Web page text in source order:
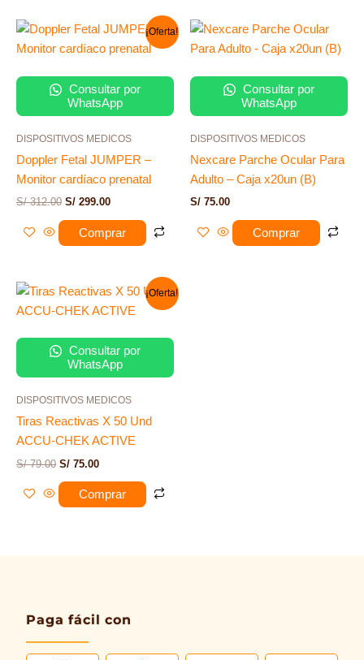
¡Oferta!
Consultar por
WhatsApp
DISPOSITIVOS MEDICOS
Doppler Fetal JUMPER –
Monitor cardíaco prenatal
S/312.00
El
original
S/ 299.00
El
actual
Comprar
Consultar por
WhatsApp
DISPOSITIVOS MEDICOS
Nexcare Parche Ocular Para
Adulto – Caja x20un (B)
S/ 75.00
Comprar
¡Oferta!
Consultar por
WhatsApp
DISPOSITIVOS MEDICOS
Tiras Reactivas X 50 Und
ACCU-CHEK ACTIVE
S/79.00
El
original
S/ 75.00
El
actual
Comprar
Paga fácil con